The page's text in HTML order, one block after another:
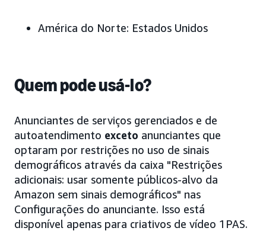
América do Norte: Estados Unidos
Quem pode usá-lo?
Anunciantes de serviços gerenciados e de
autoatendimento exceto anunciantes que
optaram por restrições no uso de sinais
demográficos através da caixa "Restrições
adicionais: usar somente públicos-alvo da
Amazon sem sinais demográficos" nas
Configurações do anunciante. Isso está
disponível apenas para criativos de vídeo 1PAS.